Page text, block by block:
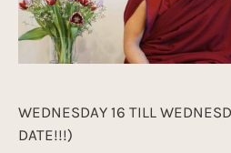
WEDNESDAY 16 TILL
DATE!!!)